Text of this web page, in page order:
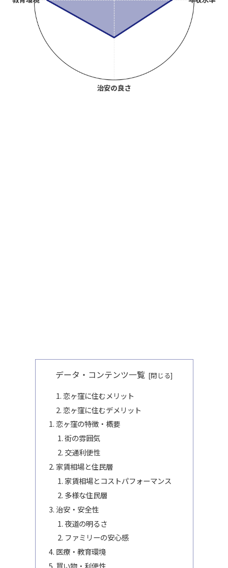
データ・コンテンツ一覧
恋ヶ窪に住むメリット
恋ヶ窪に住むデメリット
恋ヶ窪の特徴・概要
街の雰囲気
交通利便性
家賃相場と住民層
家賃相場とコストパフォーマンス
多様な住民層
治安・安全性
夜道の明るさ
ファミリーの安心感
医療・教育環境
買い物・利便性